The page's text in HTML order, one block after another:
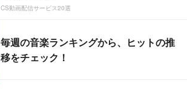
CS動画配信サービス20選
毎週の音楽ランキングから、ヒットの推
移をチェック！